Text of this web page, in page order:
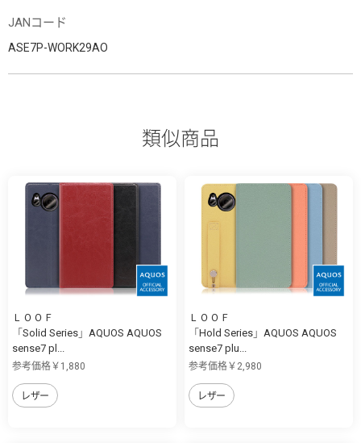
JANコード
ASE7P-WORK29AO
類似商品
ＬＯＯＦ
「Solid Series」AQUOS AQUOS
sense7 pl...
参考価格￥1,880
レザー
ＬＯＯＦ
「Hold Series」AQUOS AQUOS
sense7 plu...
参考価格￥2,980
レザー